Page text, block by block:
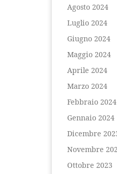
Agosto 2024
Luglio 2024
Giugno 2024
Maggio 2024
Aprile 2024
Marzo 2024
Febbraio 2024
Gennaio 2024
Dicembre
Novembre
Ottobre 2023